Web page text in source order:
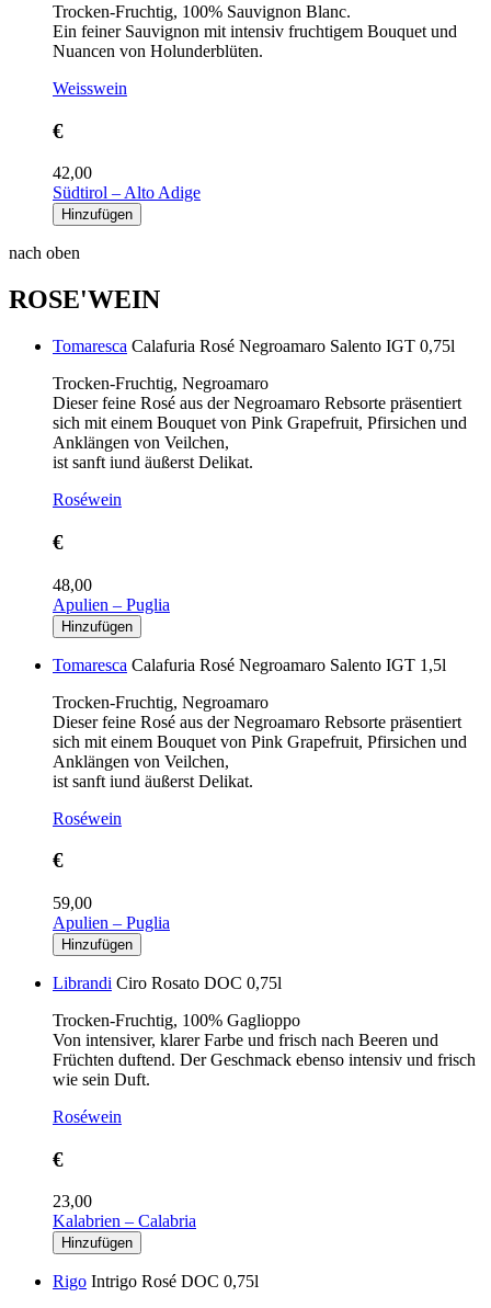
Trocken-Fruchtig, 100% Sauvignon Blanc.
Ein feiner Sauvignon mit intensiv fruchtigem Bouquet und
Nuancen von Holunderblüten.
Weisswein
€
42,00
Südtirol – Alto Adige
nach oben
ROSE'WEIN
Tomaresca Calafuria Rosé Negroamaro Salento IGT 0,75l
Trocken-Fruchtig, Negroamaro
Dieser feine Rosé aus der Negroamaro Rebsorte präsentiert
sich mit einem Bouquet von Pink Grapefruit, Pfirsichen und
Anklängen von Veilchen,
ist sanft iund äußerst Delikat.
Roséwein
€
48,00
Apulien – Puglia
Tomaresca Calafuria Rosé Negroamaro Salento IGT 1,5l
Trocken-Fruchtig, Negroamaro
Dieser feine Rosé aus der Negroamaro Rebsorte präsentiert
sich mit einem Bouquet von Pink Grapefruit, Pfirsichen und
Anklängen von Veilchen,
ist sanft iund äußerst Delikat.
Roséwein
€
59,00
Apulien – Puglia
Librandi Ciro Rosato DOC 0,75l
Trocken-Fruchtig, 100% Gaglioppo
Von intensiver, klarer Farbe und frisch nach Beeren und
Früchten duftend. Der Geschmack ebenso intensiv und frisch
wie sein Duft.
Roséwein
€
23,00
Kalabrien – Calabria
Rigo Intrigo Rosé DOC 0,75l